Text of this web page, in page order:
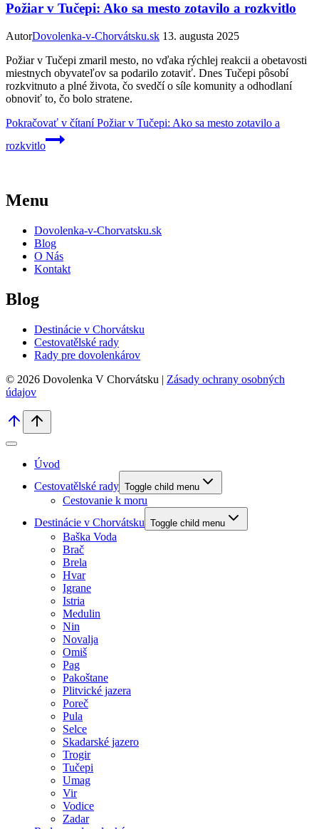
Požiar v Tučepi: Ako sa mesto zotavilo a rozkvitlo
AutorDovolenka-v-Chorvátsku.sk 13. augusta 2025
Požiar v Tučepi zmaril mesto, no vďaka rýchlej reakcii a obetavosti
miestnych obyvateľov sa podarilo zotaviť. Dnes Tučepi pôsobí
rozkvitnuto a plné života, čo svedčí o síle komunity a odhodlaní
obnoviť to, čo bolo stratene.
Pokračovať v čítaníPožiar v Tučepi: Ako sa mesto zotavilo a
rozkvitlo
Menu
Dovolenka-v-Chorvatsku.sk
Blog
O Nás
Kontakt
Blog
Destinácie v Chorvátsku
Cestovatělské rady
Rady pre dovolenkárov
© 2026 Dovolenka V Chorvátsku | Zásady ochrany osobných
údajov
Úvod
Cestovatělské rady Toggle child menu
Cestovanie k moru
Destinácie v Chorvátsku Toggle child menu
Baška Voda
Brač
Brela
Hvar
Igrane
Istria
Medulin
Nin
Novalja
Omiš
Pag
Pakoštane
Plitvické jazera
Poreč
Pula
Selce
Skadarské jazero
Trogir
Tučepi
Umag
Vir
Vodice
Zadar